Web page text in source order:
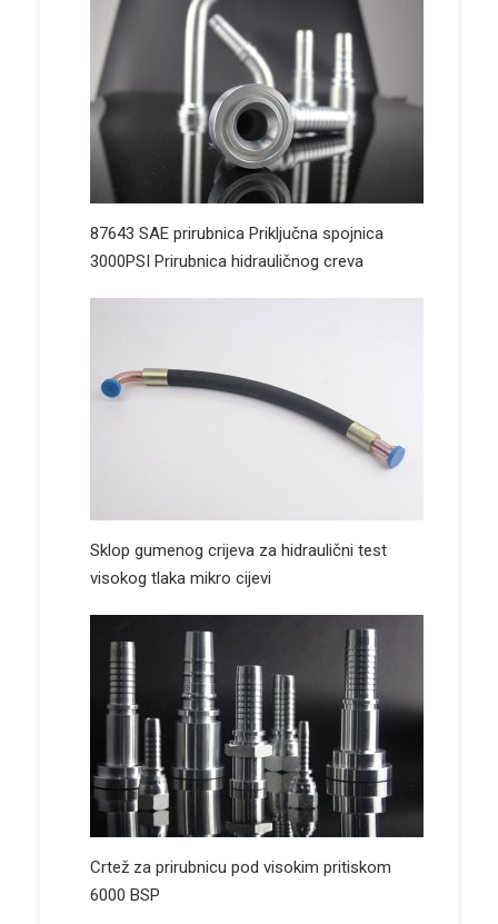
87643 SAE prirubnica Priključna spojnica
3000PSI Prirubnica hidrauličnog creva
Sklop gumenog crijeva za hidraulični test
visokog tlaka mikro cijevi
Crtež za prirubnicu pod visokim pritiskom
6000 BSP